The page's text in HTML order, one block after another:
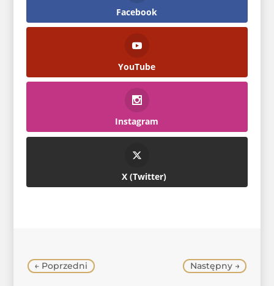
Facebook
YouTube
Instagram
Twitter
← Poprzedni Następny→